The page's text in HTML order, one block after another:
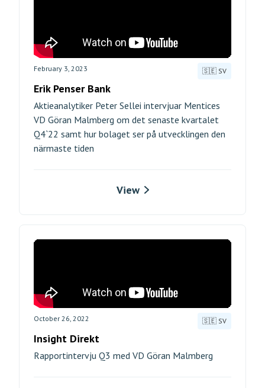
February 3, 2023 🇸🇪 SV
Erik Penser Bank
Aktieanalytiker Peter Sellei intervjuar Mentices
VD Göran Malmberg om det senaste kvartalet
Q4`22 samt hur bolaget ser på utvecklingen den
närmaste tiden
View
October 26, 2022 🇸🇪 SV
Insight Direkt
Rapportintervju Q3 med VD Göran Malmberg